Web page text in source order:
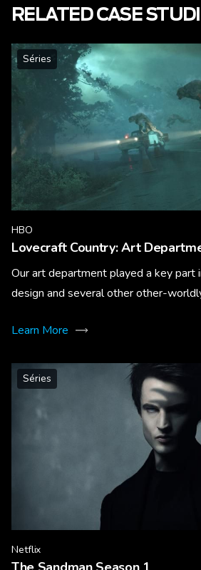
RELATED CASE
Séries
HBO
Lovecraft Country: Art
Our art department played a key part
design and several other other-
Learn More
Séries
Netflix